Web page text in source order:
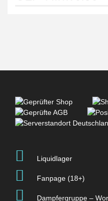
Liquidlager
Fanpage (18+)
Dampfergruppe –